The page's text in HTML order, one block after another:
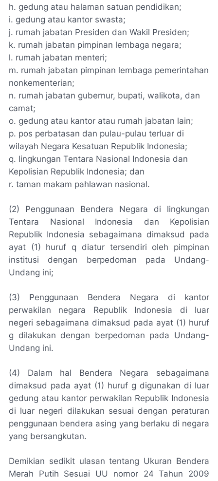
h. gedung atau halaman satuan pendidikan;
i. gedung atau kantor swasta;
j. rumah jabatan Presiden dan Wakil Presiden;
k. rumah jabatan pimpinan lembaga negara;
l. rumah jabatan menteri;
m. rumah jabatan pimpinan lembaga pemerintahan
nonkementerian;
n. rumah jabatan gubernur, bupati, walikota, dan
camat;
o. gedung atau kantor atau rumah jabatan lain;
p. pos perbatasan dan pulau-pulau terluar di
wilayah Negara Kesatuan Republik Indonesia;
q. lingkungan Tentara Nasional Indonesia dan
Kepolisian Republik Indonesia; dan
r. taman makam pahlawan nasional.
(2) Penggunaan Bendera Negara di lingkungan
Tentara Nasional Indonesia dan Kepolisian
Republik Indonesia sebagaimana dimaksud pada
ayat (1) huruf q diatur tersendiri oleh pimpinan
institusi dengan berpedoman pada Undang-
Undang ini;
(3) Penggunaan Bendera Negara di kantor
perwakilan negara Republik Indonesia di luar
negeri sebagaimana dimaksud pada ayat (1) huruf
g dilakukan dengan berpedoman pada Undang-
Undang ini.
(4) Dalam hal Bendera Negara sebagaimana
dimaksud pada ayat (1) huruf g digunakan di luar
gedung atau kantor perwakilan Republik Indonesia
di luar negeri dilakukan sesuai dengan peraturan
penggunaan bendera asing yang berlaku di negara
yang bersangkutan.
Demikian sedikit ulasan tentang Ukuran Bendera
Merah Putih Sesuai UU nomor 24 Tahun 2009